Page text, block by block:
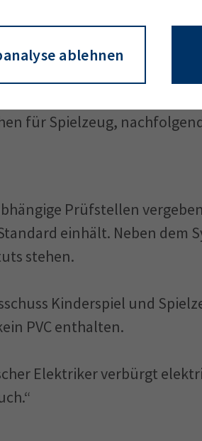
ablehnen
geschrieben.
für Spielsachen?
für Spielzeug,
Prüfstellen
einhält. Neben dem
stehen.
Kinderspiel und
PVC enthalten.
Elektriker verbürgt